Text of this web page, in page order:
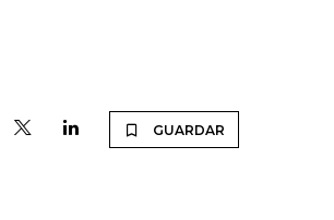
GUARDAR